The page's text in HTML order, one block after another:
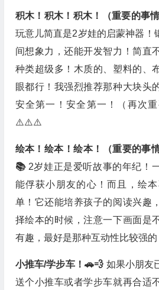
积木！积木！积木！（重要的事
玩意儿简直是2岁娃的启蒙神器！
间想象力，还能开发智力！简直
种类超级多！木质的、塑料的、
眼都行！我强烈推荐那种大块头
安全第一！安全第一！（再次重
⚠️⚠️⚠️
绘本！绘本！绘本！（重要的事
📚 2岁娃正是爱听故事的年纪！
能俘获小朋友的心！而且，绘
单！它还能培养孩子的阅读兴趣
择绘本的时候，注意一下画面是
有趣，最好是那种互动性比较强的
小推车/学步车！🚗💨 如果小朋友
送个小推车或者学步车就再合适